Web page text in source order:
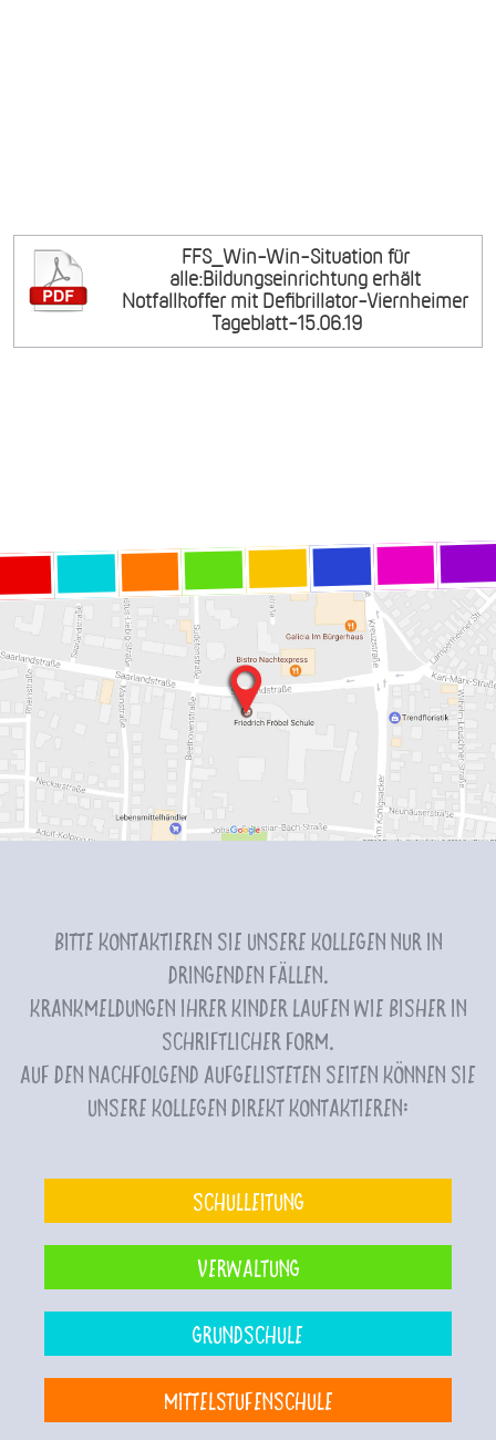
FFS_Win-Win-Situation für
alle:Bildungseinrichtung erhält
Notfallkoffer mit Defibrillator-Viernheimer
Tageblatt-15.06.19
Bitte kontaktieren Sie unsere Kollegen nur in
dringenden Fällen.
Krankmeldungen Ihrer Kinder laufen wie bisher in
schriftlicher Form.
Auf den nachfolgend aufgelisteten Seiten können Sie
unsere Kollegen direkt kontaktieren:
Schulleitung
Verwaltung
Grundschule
Mittelstufenschule